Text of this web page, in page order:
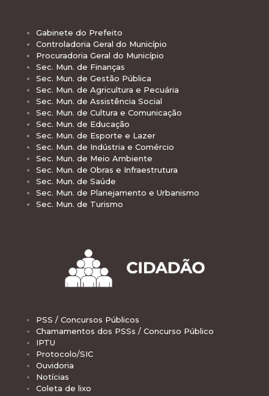
Gabinete do Prefeito
Controladoria Geral do Município
Procuradoria Geral do Município
Sec. Mun. de Finanças
Sec. Mun. de Gestão Pública
Sec. Mun. de Agricultura e Pecuária
Sec. Mun. de Assistência Social
Sec. Mun. de Cultura e Comunicação
Sec. Mun. de Educação
Sec. Mun. de Esporte e Lazer
Sec. Mun. de Indústria e Comércio
Sec. Mun. de Meio Ambiente
Sec. Mun. de Obras e Infraestrutura
Sec. Mun. de Saúde
Sec. Mun. de Planejamento e Urbanismo
Sec. Mun. de Turismo
PSS / Concursos Públicos
Chamamentos dos PSSs / Concurso Público
IPTU
Protocolo/SIC
Ouvidoria
Notícias
Coleta de lixo